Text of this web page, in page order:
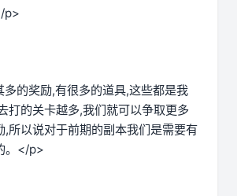
p>
的奖励,有很多的道具,这些都是我
打的关卡越多,我们就可以争取更多
,所以说对于前期的副本我们是需要有
。</p>